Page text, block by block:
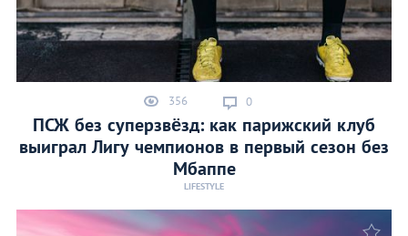
356 0
ПСЖ без суперзвёзд: как парижский клуб
выиграл Лигу чемпионов в первый сезон без
Мбаппе
LIFESTYLE